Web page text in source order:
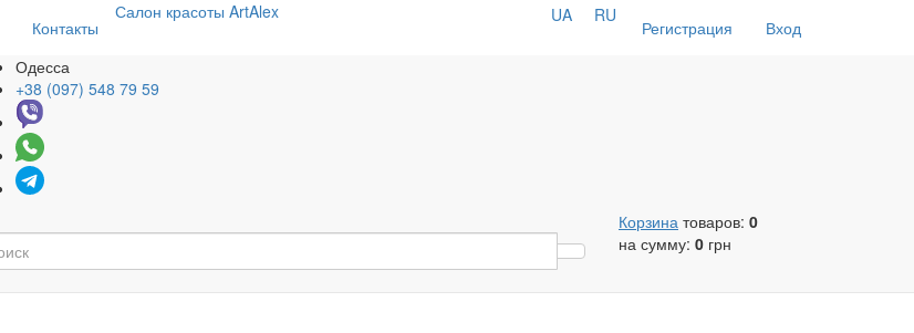
Контакты
Салон красоты ArtAlex
Регистрация Вход
UA RU
Одесса
+38 (097) 548 79 59
Корзина товаров: 0
на сумму: 0 грн